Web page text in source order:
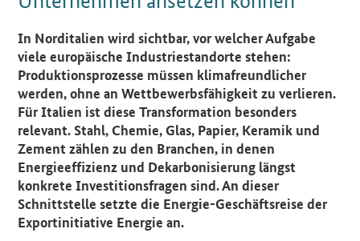
In Norditalien wird sichtbar, vor welcher Aufgabe
viele europäische Industriestandorte stehen:
Produktionsprozesse müssen klimafreundlicher
werden, ohne an Wettbewerbsfähigkeit zu verlieren.
Für Italien ist diese Transformation besonders
relevant. Stahl, Chemie, Glas, Papier, Keramik und
Zement zählen zu den Branchen, in denen
Energieeffizienz und Dekarbonisierung längst
konkrete Investitionsfragen sind. An dieser
Schnittstelle setzte die Energie-Geschäftsreise der
Exportinitiative Energie an.